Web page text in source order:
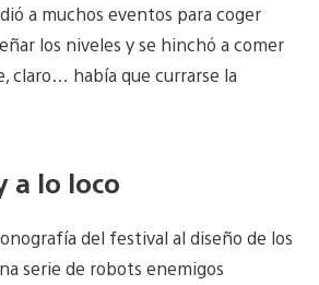
a muchos eventos para coger
los niveles y se hinchó a comer
claro… había que currarse la
a lo loco
del festival al diseño de los
serie de robots enemigos